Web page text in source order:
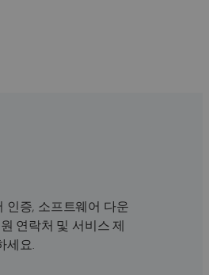
인증, 소프트웨어 다운
연락처 및 서비스 제
세요.